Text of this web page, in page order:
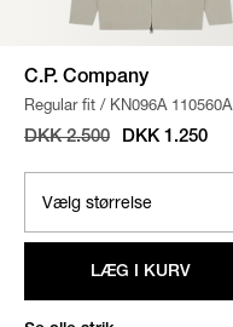
C.P. Company
Regular fit / KN096A 110560A
STRIK / SAND
DKK 2.500 DKK 1.250
LÆG I KURV